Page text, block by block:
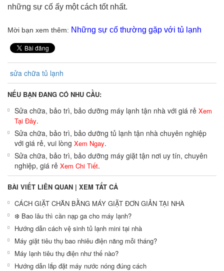
những sự cố ấy một cách tốt nhất.
Mời bạn xem thêm: Những sự cố thường gặp với tủ lạnh
sửa chữa tủ lạnh
NẾU BẠN ĐANG CÓ NHU CẦU:
Sửa chữa, bảo trì, bảo dưỡng máy lạnh tận nhà với giá rẻ Xem
Tại Đây.
Sửa chữa, bảo trì, bảo dưỡng tủ lạnh tận nhà chuyên nghiệp
với giá rẻ, vui lòng Xem Ngay.
Sửa chữa, bảo trì, bảo dưỡng máy giặt tận nơi uy tín, chuyên
nghiệp, giá rẻ Xem Chi Tiết.
BÀI VIẾT LIÊN QUAN | XEM TẤT CẢ
CÁCH GIẶT CHĂN BẰNG MÁY GIẶT ĐƠN GIẢN TẠI NHÀ
❄️ Bao lâu thì cần nạp ga cho máy lạnh?
Hướng dẫn cách vệ sinh tủ lạnh mini tại nhà
Máy giặt tiêu thụ bao nhiêu điện năng mỗi tháng?
Máy lạnh tiêu thụ điện như thế nào?
Hướng dẫn lắp đặt máy nước nóng đúng cách